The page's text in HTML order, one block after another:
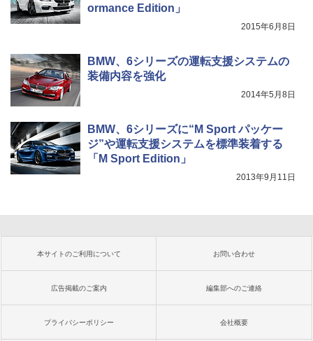
ormance Edition」
2015年6月8日
BMW、6シリーズの運転支援システムの
装備内容を強化
2014年5月8日
BMW、6シリーズに“M Sport パッケー
ジ”や運転支援システムを標準装着する
「M Sport Edition」
2013年9月11日
本サイトのご利用について お問い合わせ
広告掲載のご案内 編集部へのご連絡
プライバシーポリシー 会社概要